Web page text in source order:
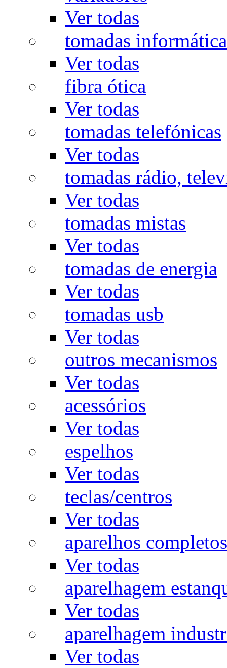
Ver todas
tomadas
Ver todas
fibra ótica
Ver todas
tomadas telefónicas
Ver todas
tomadas rádio,
Ver todas
tomadas mistas
Ver todas
tomadas de energia
Ver todas
tomadas usb
Ver todas
outros mecanismos
Ver todas
acessórios
Ver todas
espelhos
Ver todas
teclas/centros
Ver todas
aparelhos completos
Ver todas
aparelhagem
Ver todas
aparelhagem
Ver todas